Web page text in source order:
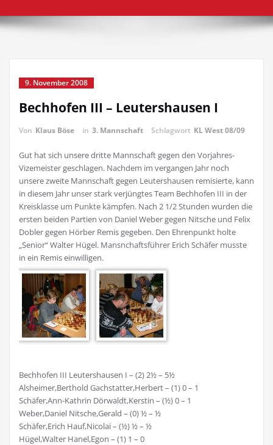
9. November 2008
Bechhofen III – Leutershausen I
Von Klaus Böse in 3. Mannschaft Schlagwort KL West 08/09
Gut hat sich unsere dritte Mannschaft gegen den Vorjahres-
Vizemeister geschlagen. Nachdem im vergangen Jahr noch
unsere zweite Mannschaft gegen Leutershausen remisierte, kann
in diesem Jahr unser stark verjüngtes Team Bechhofen III in der
Kreisklasse um Punkte kämpfen. Nach 2 1/2 Stunden wurden die
ersten beiden Partien von Daniel Weber gegen Nitsche und Felix
Dobler gegen Hörber Remis gegeben. Den Ehrenpunkt holte
„Senior“ Walter Hügel. Mansnchaftsführer Erich Schäfer musste
in ein Remis einwilligen.
Bechhofen III Leutershausen I – (2) 2½ – 5½
Alsheimer,Berthold Gachstatter,Herbert – (1) 0 – 1
Schäfer,Ann-Kathrin Dörwaldt,Kerstin – (½) 0 – 1
Weber,Daniel Nitsche,Gerald – (0) ½ – ½
Schäfer,Erich Hauf,Nicolai – (½) ½ – ½
Hügel,Walter Hanel,Egon – (1) 1 – 0